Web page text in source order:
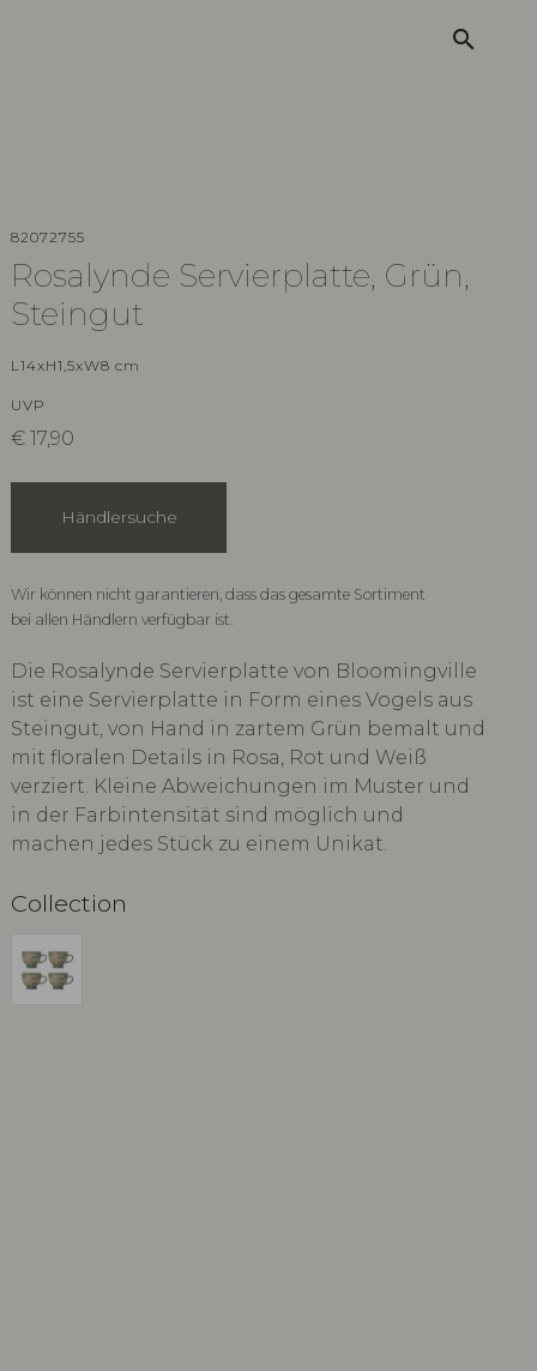
search
82072755
Rosalynde Servierplatte, Grün,
Steingut
L14xH1,5xW8 cm
UVP
€ 17,90
Händlersuche
Wir können nicht garantieren, dass das gesamte Sortiment
bei allen Händlern verfügbar ist.
Die Rosalynde Servierplatte von Bloomingville
ist eine Servierplatte in Form eines Vogels aus
Steingut, von Hand in zartem Grün bemalt und
mit floralen Details in Rosa, Rot und Weiß
verziert. Kleine Abweichungen im Muster und
in der Farbintensität sind möglich und
machen jedes Stück zu einem Unikat.
Collection